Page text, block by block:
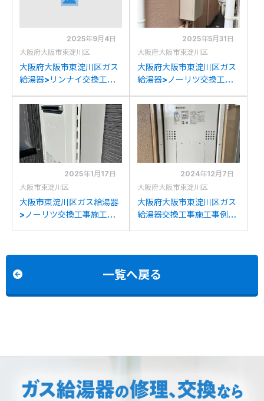
2025年9月4日
大阪府大阪市東淀川区
大阪府大阪市東淀川区ガス
給湯器>リンナイ交換工事
480からリンナイRUJ-
A1610W(A)への交換
2025年5月31日
大阪府大阪市東淀川区
大阪府大阪市東淀川区ガス
給湯器>ノーリツ交換工事
2427SAWXからノーリツ
GT-2470SAW BLへの交
換
2025年1月17日
大阪市東淀川区
大阪市東淀川区ガス給湯器
>ノーリツ交換工事施工事
2024年12月7日
大阪府大阪市東淀川区
大阪府大阪市東淀川区ガス
給湯器交換工事施工事例：
一覧へ戻る